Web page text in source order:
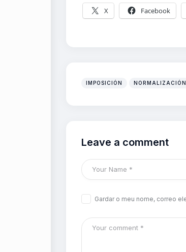
X Facebook
IMPOSICIÓN NORMALIZACIÓN
Leave a comment
Gardar o meu nome, correo